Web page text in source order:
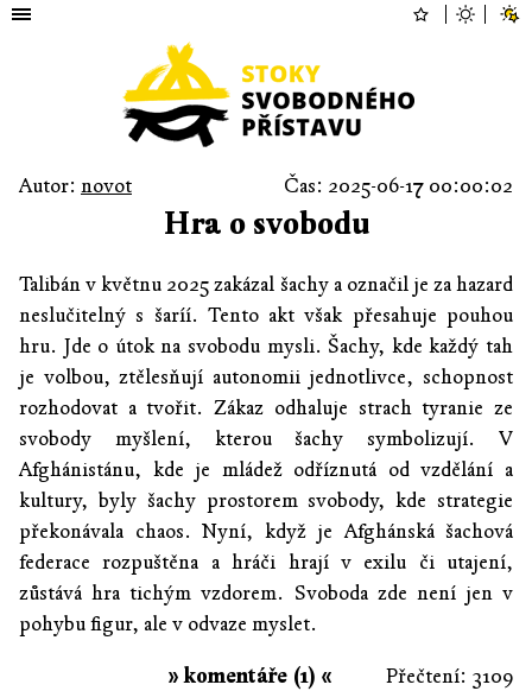
Autor: novot Čas: 2025-06-17 00:00:02
Hra o svobodu
Talibán v květnu 2025 zakázal šachy a označil je za hazard
neslučitelný s šaríí. Tento akt však přesahuje pouhou
hru. Jde o útok na svobodu mysli. Šachy, kde každý tah
je volbou, ztělesňují autonomii jednotlivce, schopnost
rozhodovat a tvořit. Zákaz odhaluje strach tyranie ze
svobody myšlení, kterou šachy symbolizují. V
Afghánistánu, kde je mládež odříznutá od vzdělání a
kultury, byly šachy prostorem svobody, kde strategie
překonávala chaos. Nyní, když je Afghánská šachová
federace rozpuštěna a hráči hrají v exilu či utajení,
zůstává hra tichým vzdorem. Svoboda zde není jen v
pohybu figur, ale v odvaze myslet.
Přečtení: 3109
» komentáře (1) «